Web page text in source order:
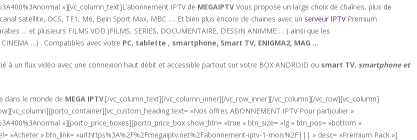
»][vc_column_text]L’abonnement IPTV de MEGAIPTV Vous propose un large choix de chaînes, plus de
satellite, OCS, TF1, M6, Bein Sport Max, MBC …. Et bien plus encore de chaines avec un serveur IPTVPremium
… et plusieurs FILMS VOD (FILMS, SERIES, DOCUMENTAIRE, DESSIN ANIMME … ) ainsi que les
CINEMA …) . Compatibles avec votre PC, tablette , smartphone, Smart TV, ENIGMA2, MAG ...
à un flux vidéo avec une connexion haut débit et accessible partout sur votre BOX ANDROID ou smart TV, smartphone et
dans le monde de MEGA IPTV.[/vc_column_text][/vc_column_inner][/vc_row_inner][/vc_column][/vc_row][vc_column]
text= »Nos offres ABONNEMENT IPTV Pour particulier »
»][porto_price_boxes][porto_price_box show_btn= »true » btn_size= »lg » btn_pos= »bottom »
»Acheter » btn_link= »url:https%3A%2F%2Fmegaiptv.net%2Fabonnement-iptv-1-mois%2F||| » desc= »Premium Pack »]